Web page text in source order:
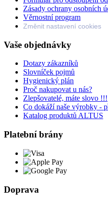
Zásady ochrany osobních
Věrnostní program
Změnit nastavení cookies
Vaše objednávky
Dotazy zákazníků
Slovníček pojmů
Hygienický plán
Proč nakupovat u nás?
Zlepšovatelé, máte slovo !!!
Co dokáží naše výrobky -
Katalog produktů ALTUS
Platební brány
Doprava